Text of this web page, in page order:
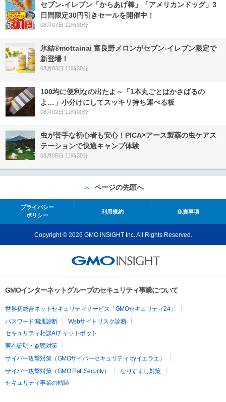
セブン‐イレブン「からあげ棒」「アメリカンドッグ」3
日間限定30円引きセールを開催中！
08月07日 11時30分
氷結®mottainai 富良野メロンがセブン‐イレブン限定で
新登場！
08月03日 11時30分
100均に便利なの出たよ～「1本丸ごとはかさばるの
よ…」小分けにしてスッキリ持ち運べる板
08月02日 11時00分
虫が苦手な初心者も安心！PICA×アース製薬の虫ケアス
テーションで快適キャンプ体験
08月05日 11時30分
ページの先頭へ
プライバシー
ポリシー
利用規約 免責事項
Copyright © 2026 GMO INSIGHT Inc. All Rights Reserved.
GMOインターネットグループのセキュリティ事業について
世界初総合ネットセキュリティサービス「GMOセキュリティ24」
パスワード漏洩診断
Webサイトリスク診断
セキュリティ相談AIチャットボット
実在証明・盗聴対策
サイバー攻撃対策（GMOサイバーセキュリティ byイエラエ）
サイバー攻撃対策（GMO Flatt Security）
なりすまし対策
セキュリティ事業の軌跡